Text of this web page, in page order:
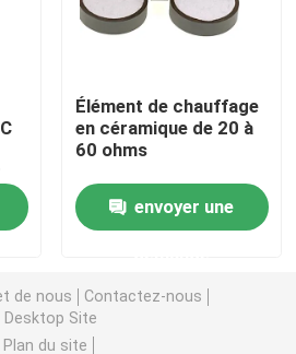
NTC
de puissance
Élément de chauffage
en céramique de 20 à
60 ohms
envoyer une
de nous
Contactez-nous
Desktop Site
Plan du site